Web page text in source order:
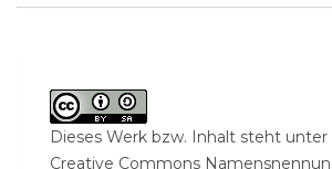
Dieses Werk bzw. Inhalt steht unter
Creative Commons